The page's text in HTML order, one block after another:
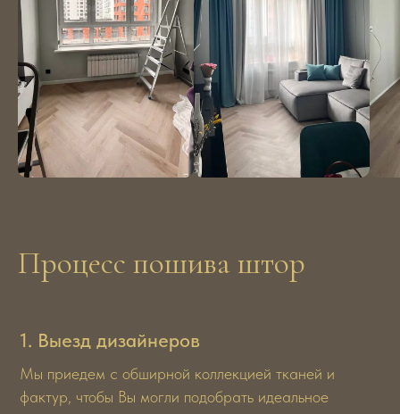
Процесс пошива штор
1. Выезд дизайнеров
Мы приедем с обширной коллекцией тканей и
фактур, чтобы Вы могли подобрать идеальное